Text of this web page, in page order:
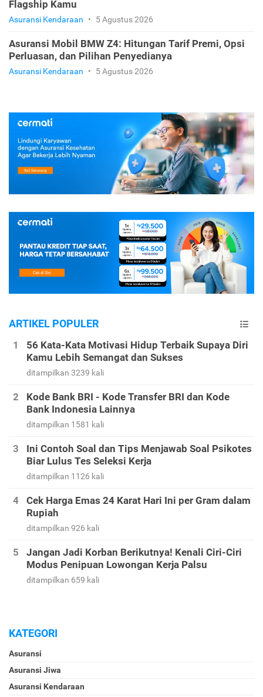
Flagship Kamu
Asuransi Kendaraan • 5 Agustus 2026
Asuransi Mobil BMW Z4: Hitungan Tarif Premi, Opsi
Perluasan, dan Pilihan Penyedianya
Asuransi Kendaraan • 5 Agustus 2026
ARTIKEL POPULER
56 Kata-Kata Motivasi Hidup Terbaik Supaya Diri
Kamu Lebih Semangat dan Sukses
ditampilkan 3239 kali
Kode Bank BRI - Kode Transfer BRI dan Kode
Bank Indonesia Lainnya
ditampilkan 1581 kali
Ini Contoh Soal dan Tips Menjawab Soal Psikotes
Biar Lulus Tes Seleksi Kerja
ditampilkan 1126 kali
Cek Harga Emas 24 Karat Hari Ini per Gram dalam
Rupiah
ditampilkan 926 kali
Jangan Jadi Korban Berikutnya! Kenali Ciri-Ciri
Modus Penipuan Lowongan Kerja Palsu
ditampilkan 659 kali
KATEGORI
Asuransi
Asuransi Jiwa
Asuransi Kendaraan